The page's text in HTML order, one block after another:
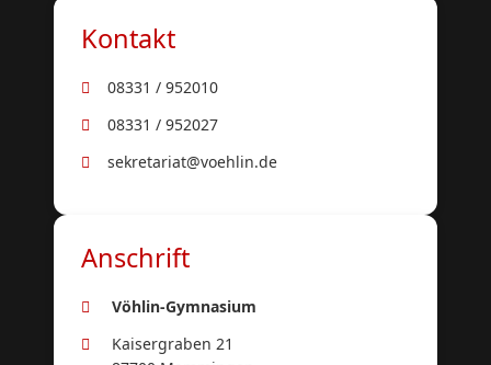
Kontakt
08331 / 952010
08331 / 952027
sekretariat@voehlin.de
Anschrift
Vöhlin-Gymnasium
Kaisergraben 21